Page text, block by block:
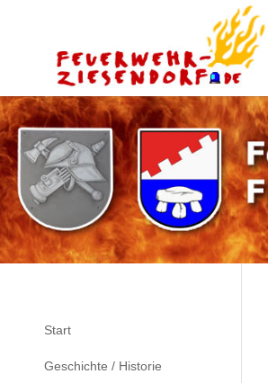
Start
Geschichte / Historie